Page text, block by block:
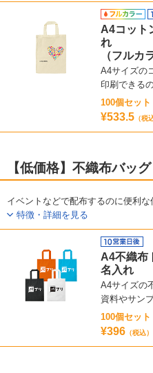
A4コット
れ
（フルカ
A4サイズの
印刷できる
100個セッ
¥533.5 （税
【低価格】不織布バッ
イベントなどで配布するのに便利
特徴・詳細を見る
A4不織布
名入れ
A4サイズの
資料やサン
100個セッ
¥396 （税込）